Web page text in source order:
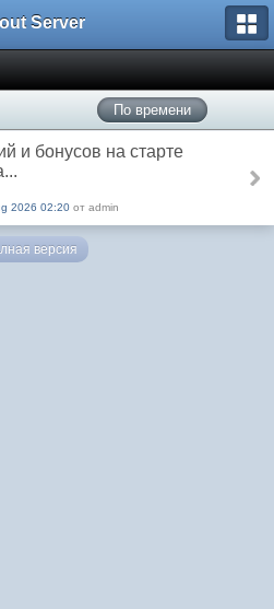
Server
По времени
и бонусов на старте
2026 02:20 от admin
версия